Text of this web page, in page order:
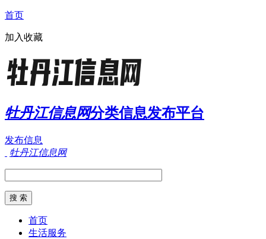
首页
加入收藏
牡丹江信息网分类信息发布平台
发布信息
牡丹江信息网
首页
生活服务